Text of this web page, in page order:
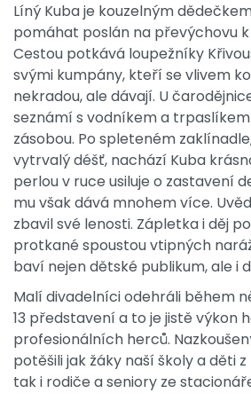
Líný Kuba je kouzelným
pomáhat poslán na převýchovu
Cestou potkává loupežníky
svými kumpány, kteří se vlivem
nekradou, ale dávají. U
seznámí s vodníkem a
zásobou. Po spleteném
vytrvalý déšť, nachází Kuba
perlou v ruce usiluje o zastavení
mu však dává mnohem více.
zbavil své lenosti. Zápletka i děj
protkané spoustou vtipných
baví nejen dětské publikum, ale i
Malí divadelníci odehráli během
13 představení a to je jistě výkon
profesionálních herců.
potěšili jak žáky naší školy a děti
tak i rodiče a seniory ze